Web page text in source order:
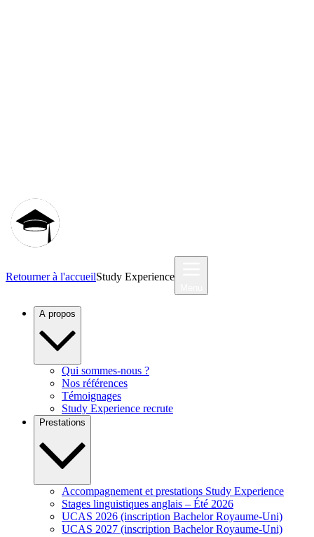
Retourner à l'accueilStudy Experience
A propos
Qui sommes-nous ?
Nos références
Témoignages
Study Experience recrute
Prestations
Accompagnement et prestations Study Experience
Stages linguistiques anglais – Été 2026
UCAS 2026 (inscription Bachelor Royaume-Uni)
UCAS 2027 (inscription Bachelor Royaume-Uni)